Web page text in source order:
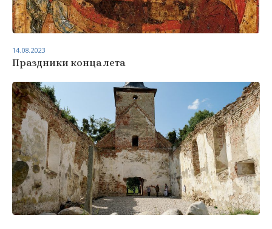
Праздники конца лета
14.08.2023